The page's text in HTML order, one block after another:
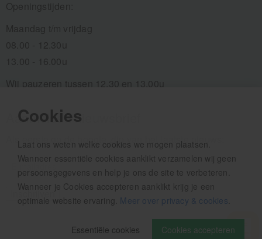
Cookies
Laat ons weten welke cookies we mogen plaatsen.
Wanneer essentiële cookies aanklikt verzamelen wij geen
persoonsgegevens en help je ons de site te verbeteren.
Wanneer je Cookies accepteren aanklikt krijg je een
optimale website ervaring. Meer over privacy & cookies
Cookies accepteren
Essentiële cookies
Aanmelden nieuwsbrief
Als eerste op de hoogte zijn van het laatste nieuws: